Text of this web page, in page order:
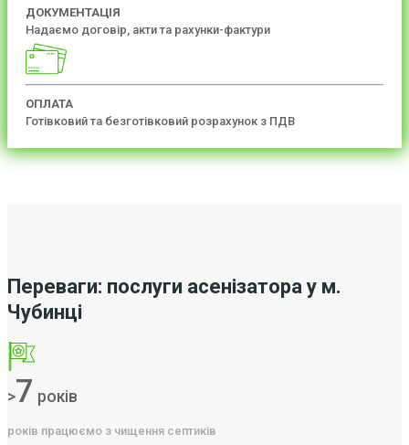
ДОКУМЕНТАЦІЯ
Надаємо договір, акти та рахунки-фактури
ОПЛАТА
Готівковий та безготівковий розрахунок з ПДВ
Переваги: послуги асенізатора у м.
Чубинці
>7 років
років працюємо з чищення септиків